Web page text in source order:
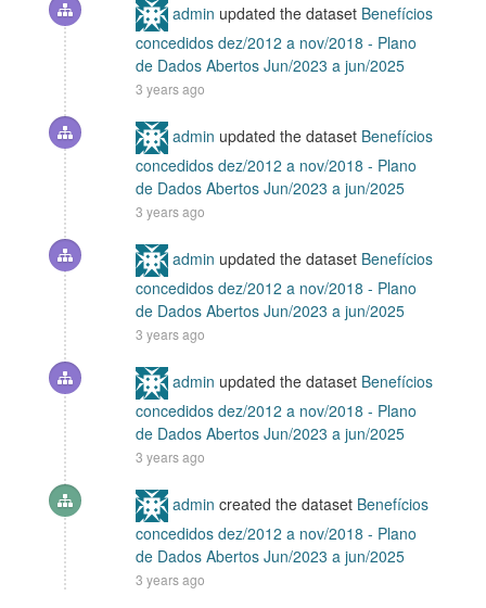
admin updated the dataset Benefícios
concedidos dez/2012 a nov/2018 - Plano
de Dados Abertos Jun/2023 a jun/2025
3 years ago
admin updated the dataset Benefícios
concedidos dez/2012 a nov/2018 - Plano
de Dados Abertos Jun/2023 a jun/2025
3 years ago
admin updated the dataset Benefícios
concedidos dez/2012 a nov/2018 - Plano
de Dados Abertos Jun/2023 a jun/2025
3 years ago
admin updated the dataset Benefícios
concedidos dez/2012 a nov/2018 - Plano
de Dados Abertos Jun/2023 a jun/2025
3 years ago
admin created the dataset Benefícios
concedidos dez/2012 a nov/2018 - Plano
de Dados Abertos Jun/2023 a jun/2025
3 years ago